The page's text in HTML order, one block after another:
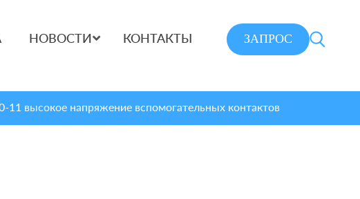
НОВОСТИ КОНТАКТЫ ЗАПРОС
11 высокое напряжение вспомогательных контактов